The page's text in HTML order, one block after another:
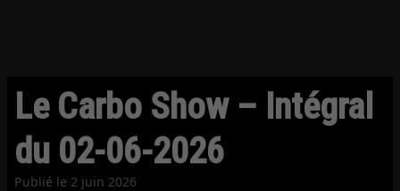
Le Carbo Show – Intégral
du 02-06-2026
Publié le 2 juin 2026